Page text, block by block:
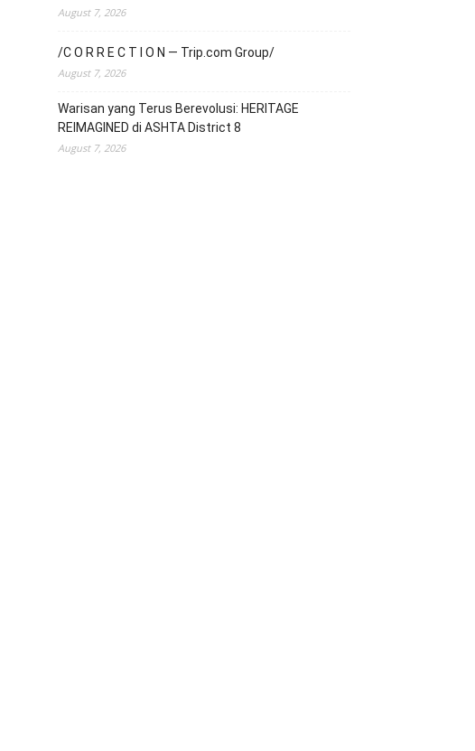
August 7, 2026
/C O R R E C T I O N — Trip.com Group/
August 7, 2026
Warisan yang Terus Berevolusi: HERITAGE
REIMAGINED di ASHTA District 8
August 7, 2026